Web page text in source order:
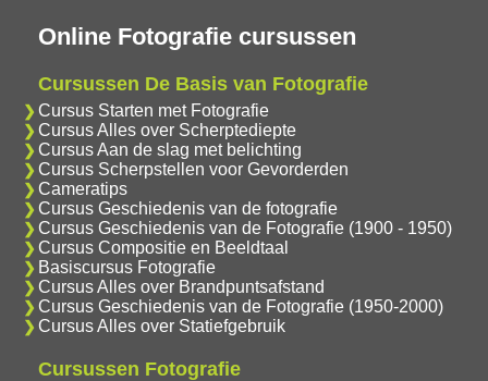
Online Fotografie cursussen
Cursussen De Basis van Fotografie
Cursus Starten met Fotografie
Cursus Alles over Scherptediepte
Cursus Aan de slag met belichting
Cursus Scherpstellen voor Gevorderden
Cameratips
Cursus Geschiedenis van de fotografie
Cursus Geschiedenis van de Fotografie (1900 - 1950)
Cursus Compositie en Beeldtaal
Basiscursus Fotografie
Cursus Alles over Brandpuntsafstand
Cursus Geschiedenis van de Fotografie (1950-2000)
Cursus Alles over Statiefgebruik
Cursussen Fotografie